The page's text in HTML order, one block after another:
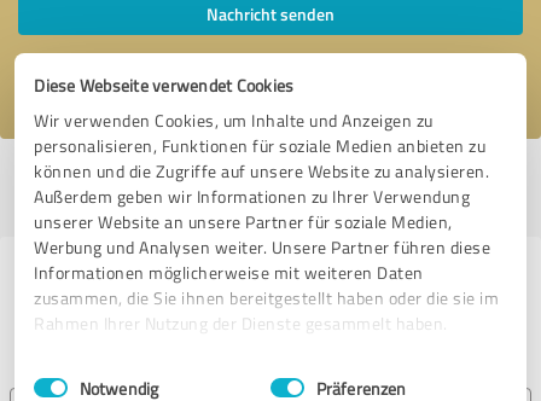
Diese Webseite verwendet Cookies
Wir verwenden Cookies, um Inhalte und Anzeigen zu
personalisieren, Funktionen für soziale Medien anbieten zu
können und die Zugriffe auf unsere Website zu analysieren.
Außerdem geben wir Informationen zu Ihrer Verwendung
unserer Website an unsere Partner für soziale Medien,
Werbung und Analysen weiter. Unsere Partner führen diese
Informationen möglicherweise mit weiteren Daten
zusammen, die Sie ihnen bereitgestellt haben oder die sie im
Rahmen Ihrer Nutzung der Dienste gesammelt haben.
Impressum Datenschutzbestimmungen
Einwilligungsauswahl
Notwendig Präferenzen
Nachricht senden
Ich stimme den Datenschutzbestimmungen
Profil aktiv seit 18.12.2023 |Letzte Aktualisierung: 18.12.2023|Profil
melden
Erfahrungen zu weiteren
Anbietern aus dem Bereich